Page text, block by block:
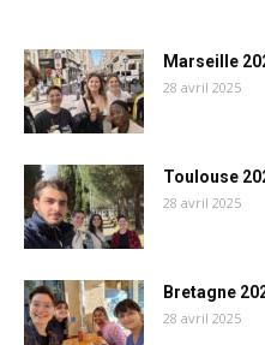
Marseille
28 avril 2025
Toulouse
28 avril 2025
Bretagne
28 avril 2025